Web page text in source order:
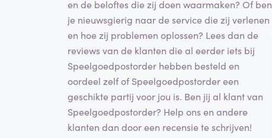
en de beloftes die zij doen waarmaken? Of ben
je nieuwsgierig naar de service die zij verlenen
en hoe zij problemen oplossen? Lees dan de
reviews van de klanten die al eerder iets bij
Speelgoedpostorder hebben besteld en
oordeel zelf of Speelgoedpostorder een
geschikte partij voor jou is. Ben jij al klant van
Speelgoedpostorder? Help ons en andere
klanten dan door een recensie te schrijven!